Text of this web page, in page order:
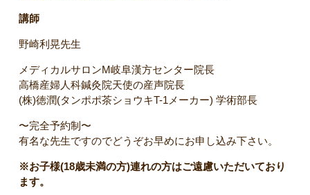
講師
野崎利晃先生
メディカルサロンM岐阜漢方センター院長
高橋産婦人科鍼灸院天使の産声院長
(株)徳潤(タンポポ茶ショウキT-1メーカー) 学術部長
〜完全予約制〜
有名な先生ですのでどうぞお早めにお申し込み下さい。
※お子様(18歳未満の方)連れの方はご遠慮いただいており
ます。